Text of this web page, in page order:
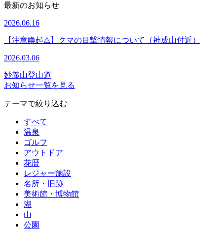
最新のお知らせ
2026.06.16
【注意喚起⚠】クマの目撃情報について（神成山付近）
2026.03.06
妙義山登山道
お知らせ一覧を見る
テーマで絞り込む
すべて
温泉
ゴルフ
アウトドア
花暦
レジャー施設
名所・旧跡
美術館・博物館
湖
山
公園